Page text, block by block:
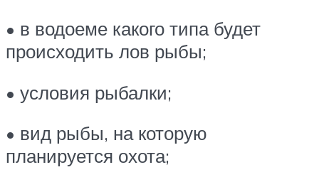
• в водоеме какого типа будет
происходить лов рыбы;
• условия рыбалки;
• вид рыбы, на которую
планируется охота;